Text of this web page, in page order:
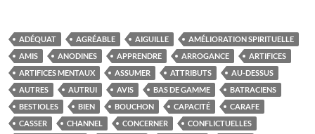
ADÉQUAT AGRÉABLE AIGUILLE
AMÉLIORATION SPIRITUELLE
AMIS
ANODINES APPRENDRE ARROGANCE
ARTIFICES
ARTIFICES MENTAUX
ASSUMER ATTRIBUTS
AU-DESSUS
AUTRES
AUTRUI AVIS BAS DE GAMME
BATRACIENS
BESTIOLES
BIEN BOUCHON CAPACITÉ
CARAFE
CASSER
CHANNEL CONCERNER
CONFLICTUELLES